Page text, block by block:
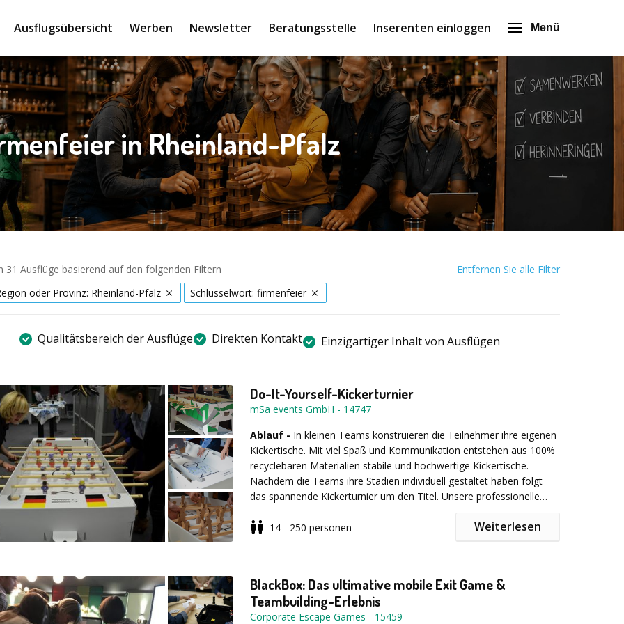
Ausflugsübersicht Werben Newsletter Beratungsstelle Inserenten einloggen Menü
in Rheinland-Pfalz
31 Ausflüge basierend auf den folgenden Filtern
Entfernen Sie alle Filter
oder Provinz: Rheinland-Pfalz
Schlüsselwort: firmenfeier
Qualitätsbereich der Ausflüge Direkten Kontakt Einzigartiger Inhalt von Ausflügen
Do-It-Yourself-Kickerturnier
mSa events GmbH - 14747
Ablauf - In kleinen Teams konstruieren die Teilnehmer ihre eigenen
Kickertische. Mit viel Spaß und Kommunikation entstehen aus 100%
recyclebaren Materialien stabile und hochwertige Kickertische.
Nachdem die Teams ihre Stadien individuell gestaltet haben folgt
das spannende Kickerturnier um den Titel. Unsere professionelle
Teamevent ein nachhaltiges Erlebnis!
Location -Das Teamevent kann sowohl indoor als auch outdoor
14 - 250 personen Weiterlesen
BlackBox: Das ultimative mobile Exit Game &
Teambuilding-Erlebnis
Corporate Escape Games - 15459